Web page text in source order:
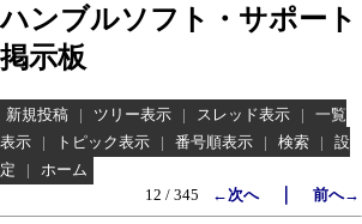
ハンブルソフト・サポート
掲示板
新規投稿 | ツリー表示 | スレッド表示 |
一覧
表示
| トピック表示 | 番号順表示 | 検索 |
設
定
|
ホーム
12 / 345
←次へ｜ 前へ→